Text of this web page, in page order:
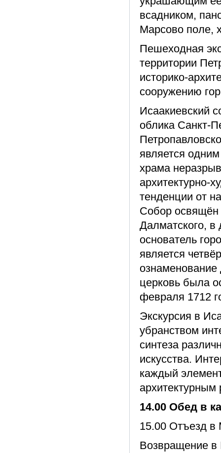
всадником,
Марсово поле,
Пешеходная
территории
историко-
сооружению
Исаакиевский
облика Санкт-
является
храма
архитектурно-
тенденции от
Собор освящён
Далматского, в
основатель
является
церковь была
февраля 1712
Экскурсия в
убранством
синтеза
искусства.
каждый
14.00 Обед в
15.00 Отъезд в
Возвращение в